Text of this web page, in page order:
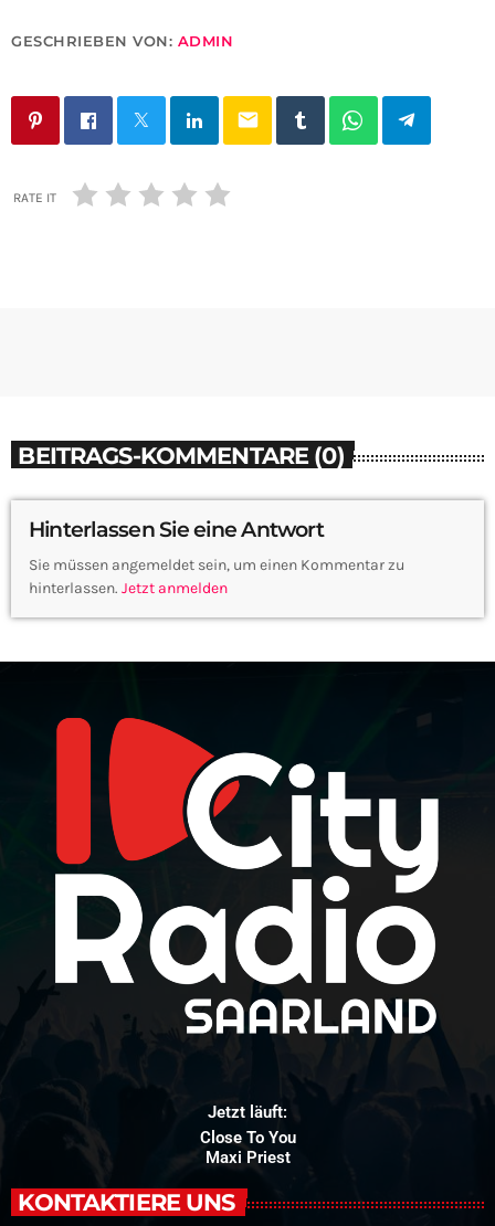
GESCHRIEBEN VON: ADMIN
email
RATE IT
BEITRAGS-KOMMENTARE (0)
Hinterlassen Sie eine Antwort
Sie müssen angemeldet sein, um einen Kommentar zu
hinterlassen. Jetzt anmelden
Jetzt läuft:
Close To You
Maxi Priest
KONTAKTIERE UNS